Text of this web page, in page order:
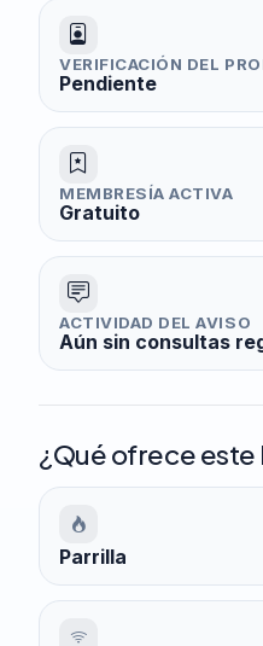
VERIFICACIÓN DEL
Pendiente
MEMBRESÍA ACTIVA
Gratuito
ACTIVIDAD DEL AVISO
Aún sin consultas
¿Qué ofrece este
Parrilla